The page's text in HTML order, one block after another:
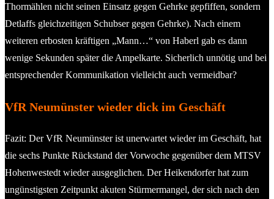
Thormählen nicht seinen Einsatz gegen Gehrke gepfiffen, sondern
Detlaffs gleichzeitigen Schubser gegen Gehrke). Nach einem
weiteren erbosten kräftigen „Mann…“ von Haberl gab es dann
wenige Sekunden später die Ampelkarte. Sicherlich unnötig und bei
entsprechender Kommunikation vielleicht auch vermeidbar?
VfR Neumünster wieder dick im Geschäft
Fazit: Der VfR Neumünster ist unerwartet wieder im Geschäft, hat
die sechs Punkte Rückstand der Vorwoche gegenüber dem MTSV
Hohenwestedt wieder ausgeglichen. Der Heikendorfer hat zum
ungünstigsten Zeitpunkt akuten Stürmermangel, der sich nach den